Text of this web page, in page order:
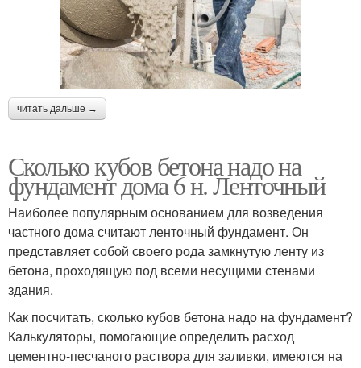
читать дальше →
Сколько кубов бетона надо на
фундамент дома 6 н. Ленточный
Наиболее популярным основанием для возведения
частного дома считают ленточный фундамент. Он
представляет собой своего рода замкнутую ленту из
бетона, проходящую под всеми несущими стенами
здания.
Как посчитать, сколько кубов бетона надо на фундамент?
Калькуляторы, помогающие определить расход
цементно-песчаного раствора для заливки, имеются на